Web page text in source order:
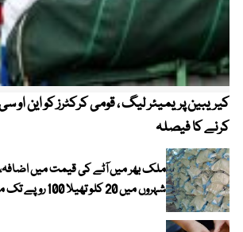
کرنے کا فیصلہ
ملک بھر میں آٹے کی قیمت میں
شہروں میں 20 کلو تھیلا 100 روپے تک مہنگا